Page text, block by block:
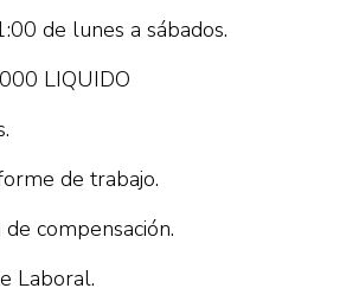
de lunes a sábados.
LIQUIDO
de trabajo.
compensación.
Laboral.